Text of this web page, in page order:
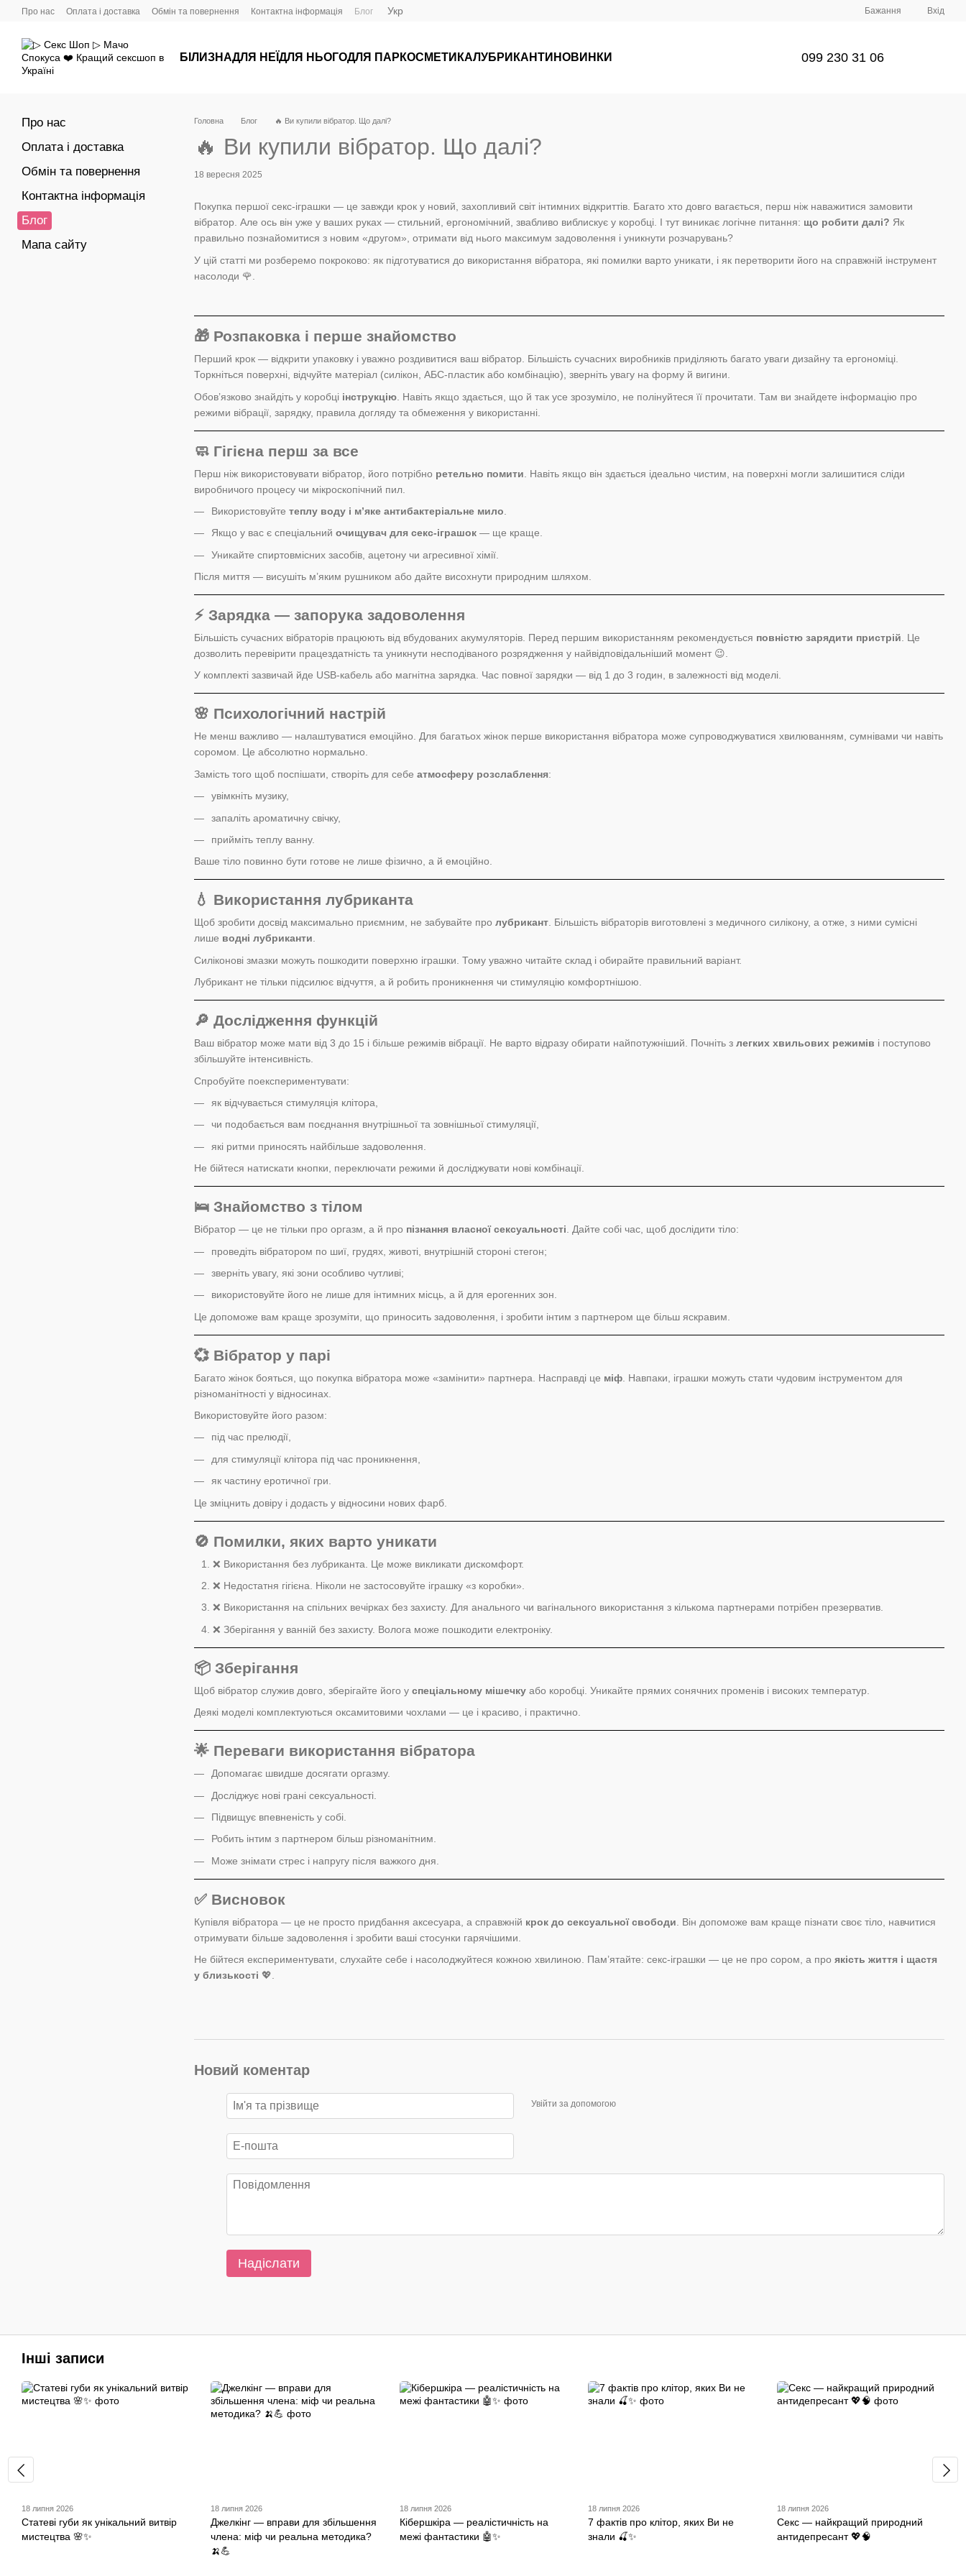
Перейти до основного контенту
Про нас Оплата і доставка Обмін та повернення Контактна інформація Блог Укр Бажання Вхід
БІЛИЗНАДЛЯ НЕЇ ДЛЯ НЬОГОДЛЯ ПАР КОСМЕТИКАЛУБРИКАНТИ НОВИНКИ 099 230 31 06
Головна Блог 🔥 Ви купили вібратор. Що далі?
🔥 Ви купили вібратор. Що далі?
18 вересня 2025
Покупка першої секс-іграшки — це завжди крок у новий, захопливий світ інтимних відкриттів. Багато хто довго вагається, перш ніж наважитися замовити
вібратор. Але ось він уже у ваших руках — стильний, ергономічний, звабливо виблискує у коробці. І тут виникає логічне питання: що робити далі? Як
правильно познайомитися з новим «другом», отримати від нього максимум задоволення і уникнути розчарувань?
У цій статті ми розберемо покроково: як підготуватися до використання вібратора, які помилки варто уникати, і як перетворити його на справжній інструмент
насолоди 🌹.
🎁 Розпаковка і перше знайомство
Перший крок — відкрити упаковку і уважно роздивитися ваш вібратор. Більшість сучасних виробників приділяють багато уваги дизайну та ергономіці.
Торкніться поверхні, відчуйте матеріал (силікон, АБС-пластик або комбінацію), зверніть увагу на форму й вигини.
Обов’язково знайдіть у коробці інструкцію . Навіть якщо здається, що й так усе зрозуміло, не полінуйтеся її прочитати. Там ви знайдете інформацію про
режими вібрації, зарядку, правила догляду та обмеження у використанні.
🧼 Гігієна перш за все
Перш ніж використовувати вібратор, його потрібно ретельно помити . Навіть якщо він здається ідеально чистим, на поверхні могли залишитися сліди
виробничого процесу чи мікроскопічний пил.
Використовуйте теплу воду і м’яке антибактеріальне мило
Якщо у вас є спеціальний очищувач для секс-іграшок — ще краще.
Уникайте спиртовмісних засобів, ацетону чи агресивної хімії.
Після миття — висушіть м’яким рушником або дайте висохнути природним шляхом.
⚡ Зарядка — запорука задоволення
Більшість сучасних вібраторів працюють від вбудованих акумуляторів. Перед першим використанням рекомендується повністю зарядити пристрій . Це
дозволить перевірити працездатність та уникнути несподіваного розрядження у найвідповідальніший момент 😉.
У комплекті зазвичай йде USB-кабель або магнітна зарядка. Час повної зарядки — від 1 до 3 годин, в залежності від моделі.
🌸 Психологічний настрій
Не менш важливо — налаштуватися емоційно. Для багатьох жінок перше використання вібратора може супроводжуватися хвилюванням, сумнівами чи навіть
соромом. Це абсолютно нормально.
Замість того щоб поспішати, створіть для себе атмосферу розслаблення:
увімкніть музику,
запаліть ароматичну свічку,
прийміть теплу ванну.
Ваше тіло повинно бути готове не лише фізично, а й емоційно.
💧 Використання лубриканта
Щоб зробити досвід максимально приємним, не забувайте про лубрикант. Більшість вібраторів виготовлені з медичного силікону, а отже, з ними сумісні
лише водні лубриканти.
Силіконові змазки можуть пошкодити поверхню іграшки. Тому уважно читайте склад і обирайте правильний варіант.
Лубрикант не тільки підсилює відчуття, а й робить проникнення чи стимуляцію комфортнішою.
🔎 Дослідження функцій
Ваш вібратор може мати від 3 до 15 і більше режимів вібрації. Не варто відразу обирати найпотужніший. Почніть з легких хвильових режимів і поступово
збільшуйте інтенсивність.
Спробуйте поекспериментувати:
як відчувається стимуляція клітора,
чи подобається вам поєднання внутрішньої та зовнішньої стимуляції,
які ритми приносять найбільше задоволення.
Не бійтеся натискати кнопки, переключати режими й досліджувати нові комбінації.
🛌 Знайомство з тілом
Вібратор — це не тільки про оргазм, а й про пізнання власної сексуальності . Дайте собі час, щоб дослідити тіло:
проведіть вібратором по шиї, грудях, животі, внутрішній стороні стегон;
зверніть увагу, які зони особливо чутливі;
використовуйте його не лише для інтимних місць, а й для ерогенних зон.
Це допоможе вам краще зрозуміти, що приносить задоволення, і зробити інтим з партнером ще більш яскравим.
💞 Вібратор у парі
Багато жінок бояться, що покупка вібратора може «замінити» партнера. Насправді це міф . Навпаки, іграшки можуть стати чудовим інструментом для
різноманітності у відносинах.
Використовуйте його разом:
під час прелюдії,
для стимуляції клітора під час проникнення,
як частину еротичної гри.
Це зміцнить довіру і додасть у відносини нових фарб.
🚫 Помилки, яких варто уникати
❌ Використання без лубриканта. Це може викликати дискомфорт.
❌ Недостатня гігієна. Ніколи не застосовуйте іграшку «з коробки».
❌ Використання на спільних вечірках без захисту. Для анального чи вагінального використання з кількома партнерами потрібен презерватив.
❌ Зберігання у ванній без захисту. Волога може пошкодити електроніку.
📦 Зберігання
Щоб вібратор служив довго, зберігайте його у спеціальному мішечку або коробці. Уникайте прямих сонячних променів і високих температур.
Деякі моделі комплектуються оксамитовими чохлами — це і красиво, і практично.
🌟 Переваги використання вібратора
Допомагає швидше досягати оргазму.
Досліджує нові грані сексуальності.
Підвищує впевненість у собі.
Робить інтим з партнером більш різноманітним.
Може знімати стрес і напругу після важкого дня.
✅ Висновок
Купівля вібратора — це не просто придбання аксесуара, а справжній крок до сексуальної свободи . Він допоможе вам краще пізнати своє тіло, навчитися
отримувати більше задоволення і зробити ваші стосунки гарячішими.
Не бійтеся експериментувати, слухайте себе і насолоджуйтеся кожною хвилиною. Пам’ятайте: секс-іграшки — це не про сором, а про якість життя і щастя
у близькості 💖.
Новий коментар
Увійти за допомогою
Надіслати
Про нас
Оплата і доставка
Обмін та повернення
Контактна інформація
Блог
Мапа сайту
Інші записи
18 липня 2026
Статеві губи як унікальний витвір
мистецтва 🌸✨
18 липня 2026
Джелкінг — вправи для збільшення
члена: міф чи реальна методика?
🍌💪
18 липня 2026
Кібершкіра — реалістичність на
межі фантастики 🤖✨
18 липня 2026
7 фактів про клітор, яких Ви не
знали 🍒✨
18 липня 2026
Секс — найкращий природний
антидепресант 💖🧠